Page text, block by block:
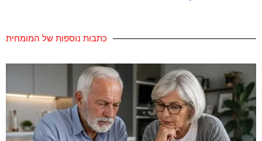
כתבות נוספות של המומחית